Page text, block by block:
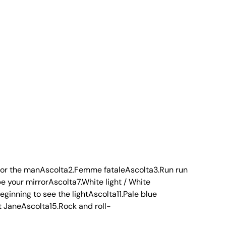
the manAscolta2.Femme fataleAscolta3.Run run
your mirrorAscolta7.White light / White
to see the lightAscolta11.Pale blue
JaneAscolta15.Rock and roll-